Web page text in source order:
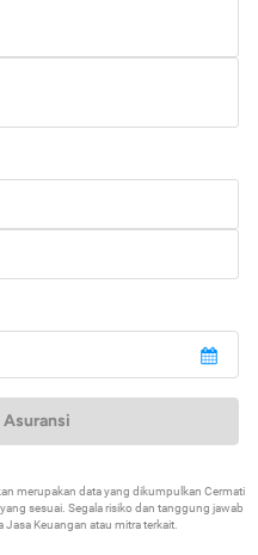
merupakan data yang dikumpulkan Cermati
sesuai. Segala risiko dan tanggung jawab
Keuangan atau mitra terkait.